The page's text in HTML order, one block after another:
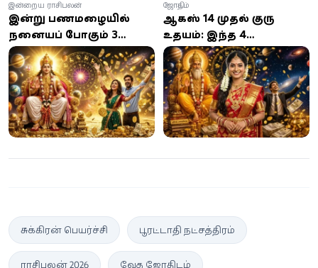
இன்று பணமழையில்
நனையப் போகும் 3
ராசிகள்... உங்க ராசிக்கு
என்ன பலன்?
இன்றைய ராசிபலன்
ஆகஸ்ட் 14 முதல் குரு
உதயம்: இந்த 4
ராசிகளுக்கு தொழில்,
பணவரவு, அதிர்ஷ்டத்தில்
பெரிய திருப்பம்!
ஜோதிடம்
சுக்கிரன் பெயர்ச்சி பூரட்டாதி நட்சத்திரம்
ராசிபலன் 2026 வேத ஜோதிடம்